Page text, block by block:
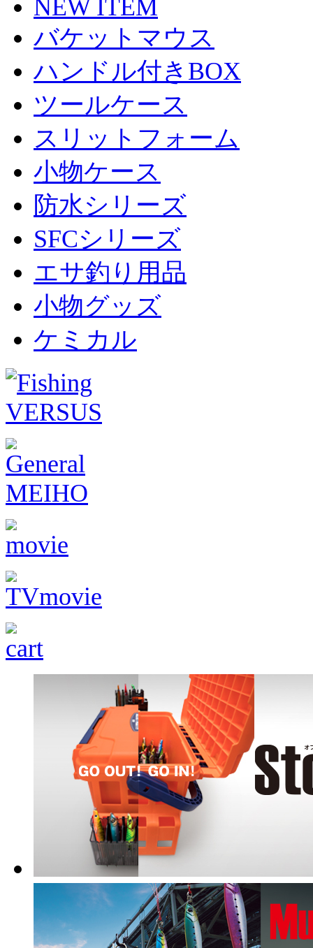
NEW ITEM
バケットマウス
ハンドル付きBOX
ツールケース
スリットフォーム
小物ケース
防水シリーズ
SFCシリーズ
エサ釣り用品
小物グッズ
ケミカル